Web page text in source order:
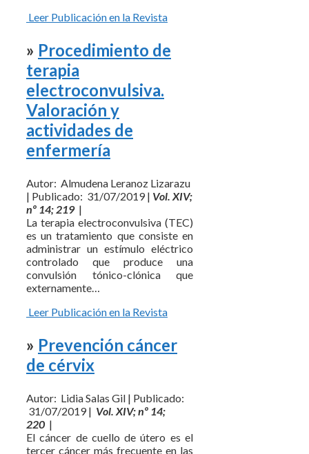
Leer Publicación en la Revista
» Procedimiento de
terapia
electroconvulsiva.
Valoración y
actividades de
enfermería
Autor: Almudena Leranoz Lizarazu
| Publicado: 31/07/2019 | Vol. XIV;
nº 14; 219 |
La terapia electroconvulsiva (TEC)
es un tratamiento que consiste en
administrar un estímulo eléctrico
controlado que produce una
convulsión tónico-clónica que
externamente…
Leer Publicación en la Revista
» Prevención cáncer
de cérvix
Autor: Lidia Salas Gil | Publicado:
31/07/2019 | Vol. XIV; nº 14;
220 |
El cáncer de cuello de útero es el
tercer cáncer más frecuente en las